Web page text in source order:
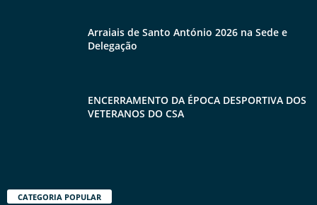
Arraiais de Santo António 2026 na Sede e
Delegação
ENCERRAMENTO DA ÉPOCA DESPORTIVA DOS
VETERANOS DO CSA
CATEGORIA POPULAR